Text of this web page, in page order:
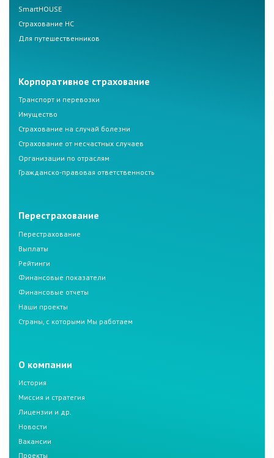
SmartHOUSE
Страхование НС
Для путешественников
Корпоративное страхование
Транспорт и перевозки
Имущество
Страхование на случай болезни
Страхование от несчастных случаев
Организации по отраслям
Гражданско-правовая ответственность
Перестрахование
Перестрахование
Выплаты
Рейтинги
Финансовые показатели
Финансовые отчеты
Наши проекты
Страны, с которыми Мы работаем
О компании
История
Миссия и стратегия
Лицензии и др.
Новости
Вакансии
Проекты